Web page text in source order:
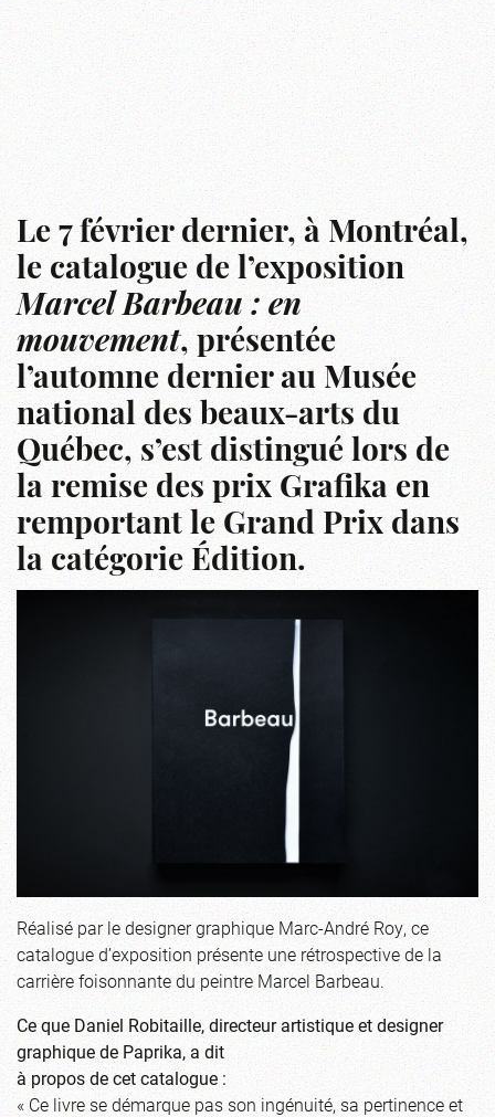
Le 7 février dernier, à Montréal,
le catalogue de l’exposition
Marcel Barbeau : en
mouvement, présentée
l’automne dernier au Musée
national des beaux-arts du
Québec, s’est distingué lors de
la remise des prix Grafika en
remportant le Grand Prix dans
la catégorie Édition.
Réalisé par le designer graphique Marc-André Roy, ce
catalogue d’exposition présente une rétrospective de la
carrière foisonnante du peintre Marcel Barbeau.
Ce que Daniel Robitaille, directeur artistique et designer
graphique de Paprika, a dit
à propos de cet catalogue :
« Ce livre se démarque pas son ingénuité, sa pertinence et